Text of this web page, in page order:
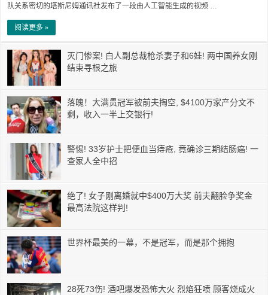
队关系密切的塔斯尼姆通讯社发布了一段由人工智能生成的视频 …
阅读更多 »
灭门惨案! 白人副总裁枪杀妻子和6娃! 两中国养女刚
结束寻根之旅
落魄！大满贯冠军被前夫掏空, $4100万家产分文不
剩，收入一半上交银行!
警惕! 33岁护士把便血当痔疮, 竟确诊三期结肠癌! 一
查家人全中招
绝了! 女子刚离婚就中$400万大奖 前夫翻脸争奖金
最高法院这样判!
世界杯最美的一幕，不是冠军，而是那个拥抱
28死73伤! 酒吧爆发恐怖大火 烈焰狂喷 顾客烧成火